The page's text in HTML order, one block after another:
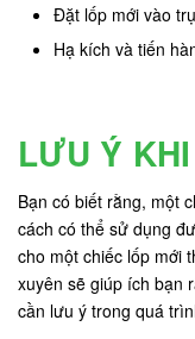
Đặt lốp mới vào
Hạ kích và tiến
LƯU Ý
Bạn có biết rằng, một
cách có thể sử dụng
cho một chiếc lốp mới
xuyên sẽ giúp ích bạn
cần lưu ý trong quá